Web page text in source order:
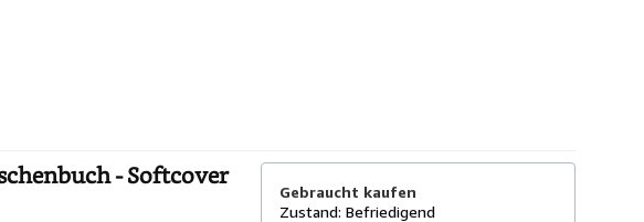
- Softcover
Gebraucht kaufen
Zustand: Befriedigend